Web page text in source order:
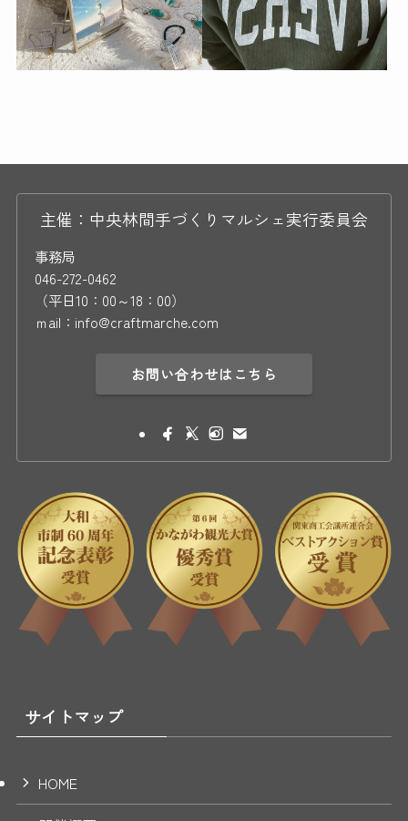
主催：中央林間手づくりマルシェ実行委員会
事務局
046-272-0462
（平日10：00～18：00）
ｍail：info@craftmarche.com
お問い合わせはこちら
サイトマップ
HOME